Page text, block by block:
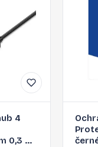
4
0,3 m